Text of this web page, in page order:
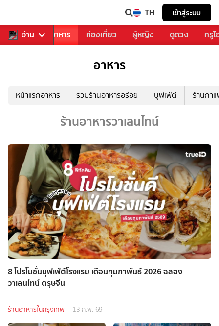
TH เข้าสู่ระบบ
อ่าน
การเพลง อาหาร ท่องเที่ยว ผู้หญิง ดูดวง ทรู
อาหาร
หน้าแรกอาหาร รวมร้านอาหารอร่อย บุฟเฟ่ต์ ร้านกา
ร้านอาหารวาเลนไทน์
8 โปรโมชั่นบุฟเฟ่ต์โรงแรม เดือนกุมภาพันธ์ 2026 ฉลอง
วาเลนไทน์ ตรุษจีน
ร้านอาหารในกรุงเทพ 13 ก.พ. 69